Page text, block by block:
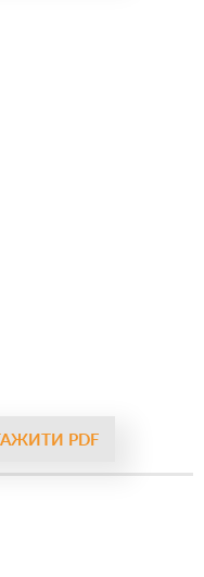
PDF